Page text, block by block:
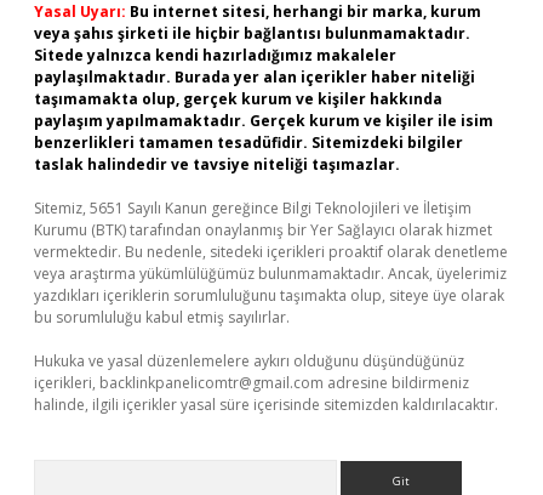
Yasal Uyarı: Bu internet sitesi, herhangi bir marka, kurum
veya şahıs şirketi ile hiçbir bağlantısı bulunmamaktadır.
Sitede yalnızca kendi hazırladığımız makaleler
paylaşılmaktadır. Burada yer alan içerikler haber niteliği
taşımamakta olup, gerçek kurum ve kişiler hakkında
paylaşım yapılmamaktadır. Gerçek kurum ve kişiler ile isim
benzerlikleri tamamen tesadüfidir. Sitemizdeki bilgiler
taslak halindedir ve tavsiye niteliği taşımazlar.
Sitemiz, 5651 Sayılı Kanun gereğince Bilgi Teknolojileri ve İletişim
Kurumu (BTK) tarafından onaylanmış bir Yer Sağlayıcı olarak hizmet
vermektedir. Bu nedenle, sitedeki içerikleri proaktif olarak denetleme
veya araştırma yükümlülüğümüz bulunmamaktadır. Ancak, üyelerimiz
yazdıkları içeriklerin sorumluluğunu taşımakta olup, siteye üye olarak
bu sorumluluğu kabul etmiş sayılırlar.
Hukuka ve yasal düzenlemelere aykırı olduğunu düşündüğünüz
içerikleri, backlinkpanelicomtr@gmail.com adresine bildirmeniz
halinde, ilgili içerikler yasal süre içerisinde sitemizden kaldırılacaktır.